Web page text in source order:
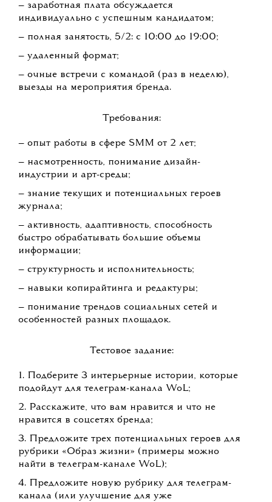
— заработная плата обсуждается
индивидуально с успешным кандидатом;
— полная занятость, 5/2: с 10:00 до 19:00;
— удаленный формат;
— очные встречи с командой (раз в неделю),
выезды на мероприятия бренда.
Требования:
— опыт работы в сфере SMM от 2 лет;
— насмотренность, понимание дизайн-
индустрии и арт-среды;
— знание текущих и потенциальных героев
журнала;
— активность, адаптивность, способность
быстро обрабатывать большие объемы
информации;
— структурность и исполнительность;
— навыки копирайтинга и редактуры;
— понимание трендов социальных сетей и
особенностей разных площадок.
Тестовое задание:
1. Подберите 3 интерьерные истории, которые
подойдут для телеграм-канала WoL;
2. Расскажите, что вам нравится и что не
нравится в соцсетях бренда;
3. Предложите трех потенциальных героев для
рубрики «Образ жизни» (примеры можно
найти в телеграм-канале WoL);
4. Предложите новую рубрику для телеграм-
канала (или улучшение для уже